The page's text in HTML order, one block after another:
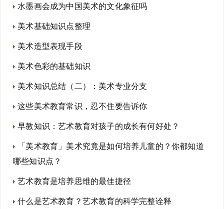
水墨画会成为中国美术的文化象征吗
美术基础知识点整理
美术造型表现手段
美术色彩的基础知识
美术知识总结（二）：美术专业分支
这些美术教育常识，忍不住要告诉你
早教知识：艺术教育对孩子的成长有何好处？
「美术教育」美术究竟是如何培养儿童的？你都知道
哪些知识点？
艺术教育是培养思维的最佳捷径
什么是艺术教育？艺术教育的科学完整诠释